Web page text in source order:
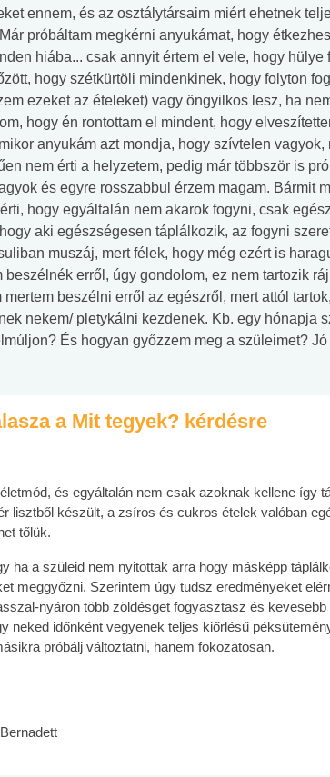
ennem, és az osztálytársaim miért ehetnek
próbáltam megkérni anyukámat, hogy
hiába... csak annyit értem el vele, hogy
hogy szétkürtöli mindenkinek, hogy folyton
ezeket az ételeket) vagy öngyilkos lesz, ha
hogy én rontottam el mindent, hogy
anyukám azt mondja, hogy szívtelen vagyok,
nem érti a helyzetem, pedig már többször is
és egyre rosszabbul érzem magam. Bármit
hogy egyáltalán nem akarok fogyni, csak
aki egészségesen táplálkozik, az fogyni
muszáj, mert félek, hogy még ezért is
beszélnék erről, úgy gondolom, ez nem tartozik
beszélni erről az egészről, mert attól
nekem/ pletykálni kezdenek. Kb. egy hónapja
És hogyan győzzem meg a szüleimet?
a Mit tegyek? kérdésre
és egyáltalán nem csak azoknak kellene így
lisztből készült, a zsíros és cukros ételek valóban
tőlük.
ha a szüleid nem nyitottak arra hogy másképp
meggyőzni. Szerintem úgy tudsz eredményeket
nyáron több zöldésget fogyasztasz és
neked időnként vegyenek teljes kiőrlésű
próbálj változtatni, hanem fokozatosan.